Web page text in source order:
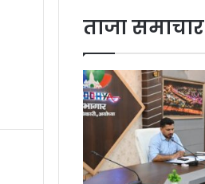
ताजा समाचार